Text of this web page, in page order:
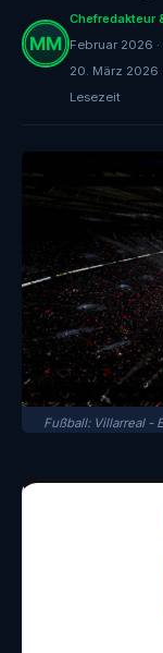
Chefredakteur
Februar 2026
20. März 2026
Lesezeit
Fußball: Villarreal -